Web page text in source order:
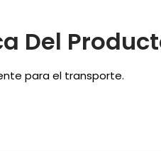
Del
para el transporte.